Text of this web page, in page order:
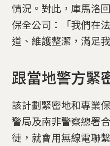
情況。對此，庫馬洛
保全公司：「我們在
道、維護整潔，滿足
跟當地警方緊
該計劃緊密地和專業
警局及南非警察總署
徒，就會用無線電聯